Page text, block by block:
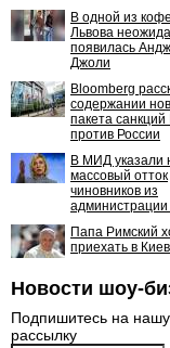
В одной из
Львова
появилась
Джоли
Bloomberg
содержании
пакета
против России
В МИД указали
массовый отток
чиновников из
Папа Римский
приехать в Киев
Новости шоу-
Подпишитесь на нашу
рассылку